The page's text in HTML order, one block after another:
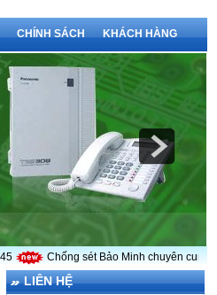
CHÍNH SÁCH KHÁCH HÀNG
Chống sét Bảo Minh chuyên cung cấp
LIÊN HỆ